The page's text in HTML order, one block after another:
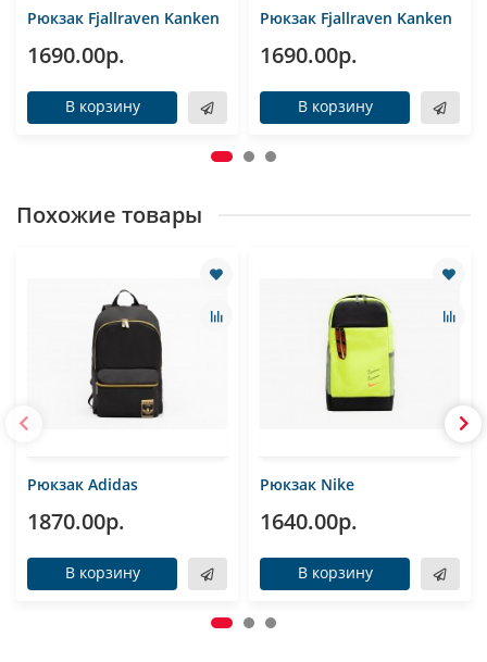
Рюкзак Fjallraven Kanken
1690.00р.
В корзину
Рюкзак Fjallraven Kanken
1690.00р.
В корзину
Похожие товары
Рюкзак Adidas
1870.00р.
В корзину
Рюкзак Nike
1640.00р.
В корзину